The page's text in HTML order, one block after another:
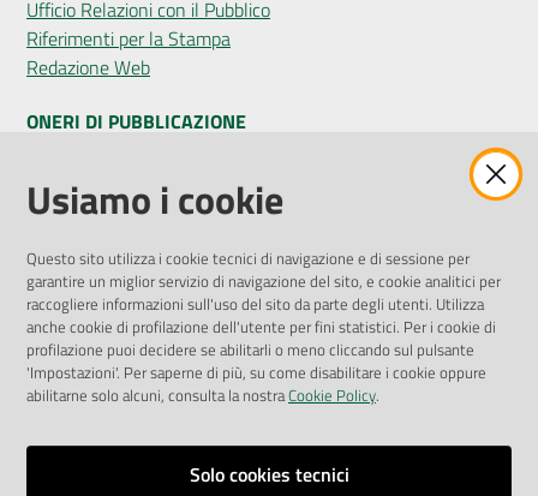
Ufficio Relazioni con il Pubblico
Riferimenti per la Stampa
Redazione Web
ONERI DI PUBBLICAZIONE
Amministrazione Trasparente
Pubblicità legale
Privacy Policy
Attuazione Misure PNRR
Liste di Attesa
ENTI, IMPRESE E PARTNER
Fatturazione Elettronica
Usiamo i cookie
Questo sito utilizza i cookie tecnici di navigazione e di sessione per
garantire un miglior servizio di navigazione del sito, e cookie analitici per
raccogliere informazioni sull'uso del sito da parte degli utenti. Utilizza
anche cookie di profilazione dell'utente per fini statistici. Per i cookie di
profilazione puoi decidere se abilitarli o meno cliccando sul pulsante
'Impostazioni'. Per saperne di più, su come disabilitare i cookie oppure
abilitarne solo alcuni, consulta la nostraCookie Policy.
Solo cookies tecnici